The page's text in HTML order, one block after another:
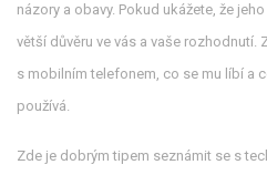
názory a obavy. Pokud ukážete, že
větší důvěru ve vás a vaše rozhodnutí.
s mobilním telefonem, co se mu líbí a
používá.
Zde je dobrým tipem seznámit se s